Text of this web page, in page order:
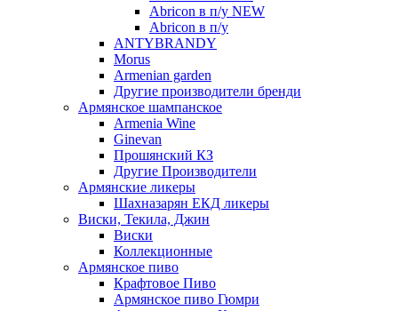
Abricon в п/у NEW
Abricon в п/у
ANTYBRANDY
Morus
Armenian garden
Другие производители бренди
Армянское шампанское
Armenia Wine
Ginevan
Прошянский КЗ
Другие Производители
Армянские ликеры
Шахназарян ЕКД ликеры
Виски, Текила, Джин
Виски
Коллекционные
Армянское пиво
Крафтовое Пиво
Армянское пиво Гюмри